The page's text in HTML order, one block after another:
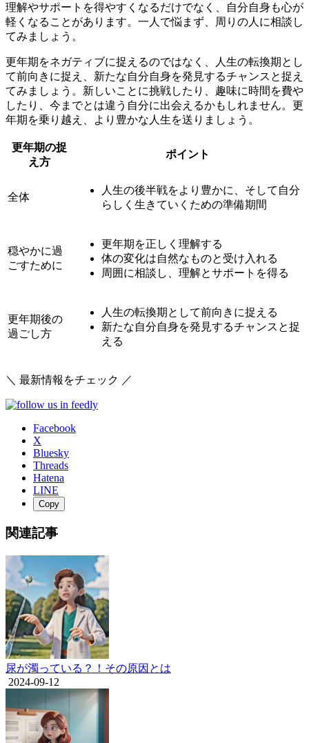
理解やサポートを得やすくなるだけでなく、自分自身も心が
軽くなることがあります。一人で悩まず、周りの人に相談し
てみましょう。
更年期をネガティブに捉えるのではなく、
人生の転換期とし
て前向きに捉え、新たな自分自身を発見するチャンス と捉え
てみましょう。新しいことに挑戦したり、趣味に時間を費や
したり、今までとは違う自分に出会えるかもしれません。更
年期を乗り越え、より豊かな人生を送りましょう。
更年期の捉
え方
ポイント
全体
人生の後半戦をより豊かに、そして自分
らしく生きていくための準備期間
穏やかに過
ごすために
更年期を正しく理解する
体の変化は自然なものと受け入れる
周囲に相談し、理解とサポートを得る
更年期後の
過ごし方
人生の転換期として前向きに捉える
新たな自分自身を発見するチャンスと捉
える
＼ 最新情報をチェック ／
Facebook
X
Bluesky
Threads
Hatena
LINE
Copy
関連記事
尿が濁っている？！その原因とは
2024-09-12